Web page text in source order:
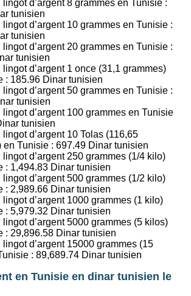
lingot d’argent 8 grammes en Tunisie :
tunisien
lingot d’argent 10 grammes en Tunisie :
tunisien
lingot d’argent 20 grammes en Tunisie :
tunisien
lingot d’argent 1 once (31,1 grammes)
: 185.96 Dinar tunisien
lingot d’argent 50 grammes en Tunisie :
tunisien
lingot d’argent 100 grammes en Tunisie
tunisien
lingot d’argent 10 Tolas (116,65
en Tunisie : 697.49 Dinar tunisien
lingot d’argent 250 grammes (1/4 kilo)
: 1,494.83 Dinar tunisien
lingot d’argent 500 grammes (1/2 kilo)
: 2,989.66 Dinar tunisien
lingot d’argent 1000 grammes (1 kilo)
: 5,979.32 Dinar tunisien
lingot d’argent 5000 grammes (5 kilos)
: 29,896.58 Dinar tunisien
lingot d’argent 15000 grammes (15
: 89,689.74 Dinar tunisien
en Tunisie en dinar tunisien le